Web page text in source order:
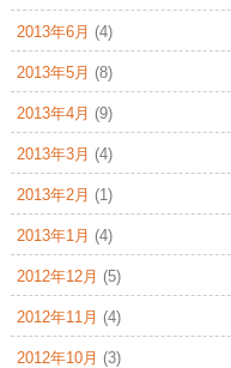
2013年6月 (4)
2013年5月 (8)
2013年4月 (9)
2013年3月 (4)
2013年2月 (1)
2013年1月 (4)
2012年12月 (5)
2012年11月 (4)
2012年10月 (3)